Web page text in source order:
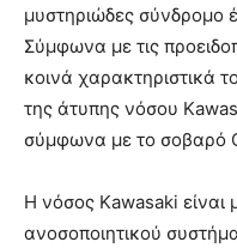
μυστηριώδες σύνδρομο
Σύμφωνα με τις
κοινά χαρακτηριστικά
της άτυπης νόσου
σύμφωνα με το σοβαρό
Η νόσος Kawasaki είναι
ανοσοποιητικού